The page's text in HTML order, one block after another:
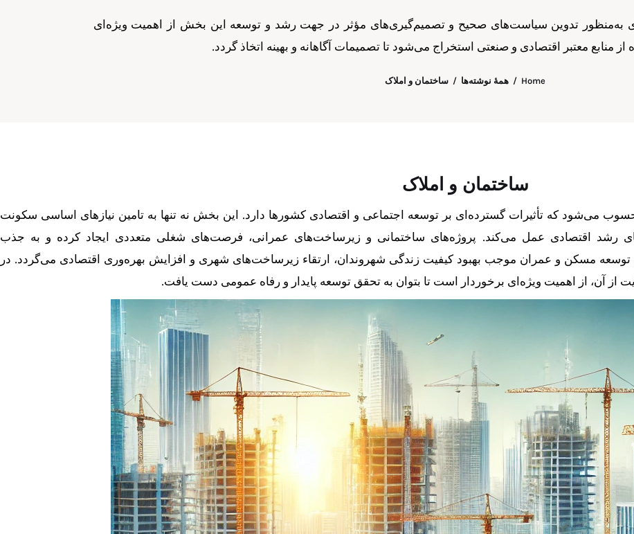
به‌منظور تدوین سیاست‌های صحیح و تصمیم‌گیری‌های مؤثر در جهت رشد و توسعه این بخش از اهمیت ویژه‌ای
منابع معتبر اقتصادی و صنعتی استخراج می‌شود تا تصمیمات آگاهانه و بهینه اتخاذ گردد.
Home همهٔ نوشته‌ها ساختمان و املاک
ساختمان و املاک
می‌شود که تأثیرات گسترده‌ای بر توسعه اجتماعی و اقتصادی کشورها دارد. این بخش نه تنها به تامین نیازهای اساسی سکونت
رشد اقتصادی عمل می‌کند. پروژه‌های ساختمانی و زیرساخت‌های عمرانی، فرصت‌های شغلی متعددی ایجاد کرده و به جذب
توسعه مسکن و عمران موجب بهبود کیفیت زندگی شهروندان، ارتقاء زیرساخت‌های شهری و افزایش بهره‌وری اقتصادی می‌گردد. در
از آن، از اهمیت ویژه‌ای برخوردار است تا بتوان به تحقق توسعه پایدار و رفاه عمومی دست یافت.